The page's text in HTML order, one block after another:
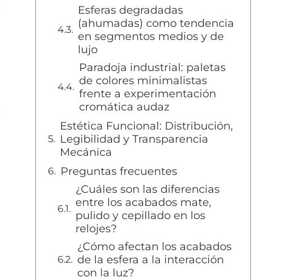
Esferas degradadas
(ahumadas) como tendencia
en segmentos medios y de
lujo
Paradoja industrial: paletas
de colores minimalistas
frente a experimentación
cromática audaz
Estética Funcional: Distribución,
Legibilidad y Transparencia
Mecánica
Preguntas frecuentes
¿Cuáles son las diferencias
entre los acabados mate,
pulido y cepillado en los
relojes?
¿Cómo afectan los acabados
de la esfera a la interacción
con la luz?